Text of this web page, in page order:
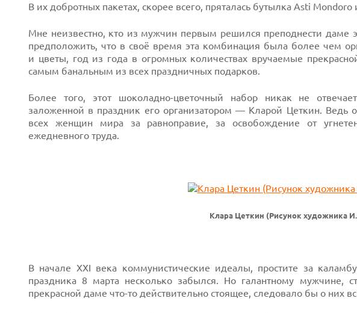
В их добротных пакетах, скорее всего, пряталась бутылка Asti Mondoro
Мне неизвестно, кто из мужчин первым решился преподнести даме
предположить, что в своё время эта комбинация была более чем
и цветы, год из года в огромных количествах вручаемые
самым банальным из всех праздничных подарков.
Более того, этот шоколадно-цветочный набор никак не
заложенной в праздник его организатором — Кларой Цеткин.
всех женщин мира за равноправие, за освобождение от
ежедневного труда.
Клара Цеткин (Рисунок художника
В начале XXI века коммунистические идеалы, простите за
праздника 8 марта несколько забылся. Но галантному мужчине,
прекрасной даме что-то действительно стоящее, следовало бы о них
Prev